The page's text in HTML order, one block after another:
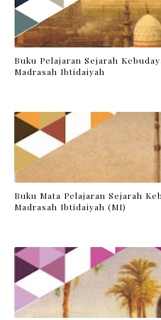
Buku Pelajaran Sejarah
Madrasah Ibtidaiyah
Buku Mata Pelajaran Sejarah
Madrasah Ibtidaiyah (MI)